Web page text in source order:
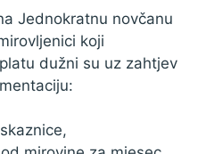
Jednokratnu novčanu
koji
dužni su uz zahtjev